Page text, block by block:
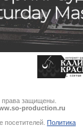
права защищены.
production.ru
посетителей. Политика